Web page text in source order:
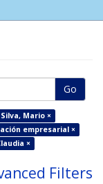
Go
Mario ×
empresarial ×
×
Filters